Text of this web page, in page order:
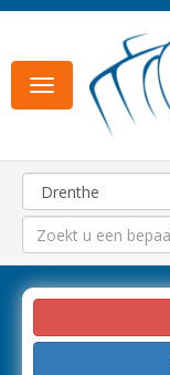
Toggle
navigation